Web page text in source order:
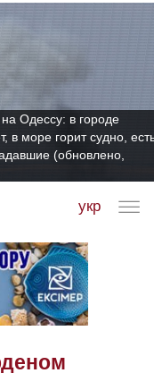
на Одессу: в городе
в море горит судно,
(обновлено,
укр